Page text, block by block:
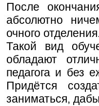
После
абсолютно
очного
Такой вид
обладают
педагога и без
Придётся
заниматься,